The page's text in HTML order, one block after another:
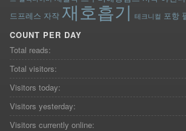
드프레스 자작 재호흡기 테크니컬 포항
COUNT PER DAY
Total reads:
Total visitors:
Visitors today:
Visitors yesterday:
Visitors currently online: